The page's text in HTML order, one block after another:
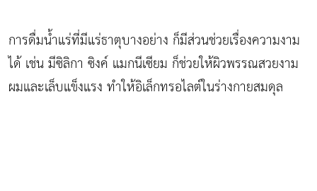
การดื่มน้ำแร่ที่มีแร่ธาตุบางอย่าง ก็มีส่วนช่วยเรื่องความงาม
ได้ เช่น มีซิลิกา ซิงค์ แมกนีเซียม ก็ช่วยให้ผิวพรรณสวยงาม
ผมและเล็บแข็งแรง ทำให้อิเล็กทรอไลต์ในร่างกายสมดุล